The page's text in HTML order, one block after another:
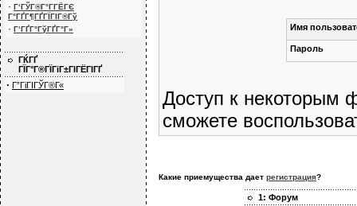
· Г‘ГЎГ®Г°Г­ГЁГЄ
Г°ГҐГ¶ГҐГЇГІГ®Гў
· Г‘ГҐГ°ГўГҐГ°Г»
ГЌГҐ
ГЇГ°Г®ГЇГіГ±ГІГЁГІГҐ
· Г”ГіГІГЎГ®Г«
Имя
Пароль
Доступ к некоторым
сможете
Какие приемущества дает регистрация?
1: Форум